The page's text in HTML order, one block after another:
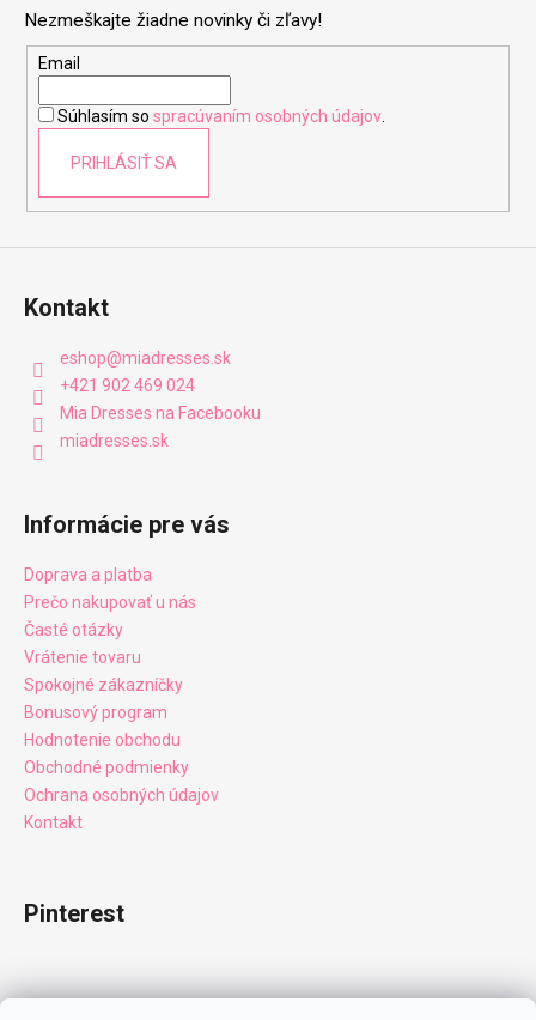
Nezmeškajte žiadne novinky či zľavy!
Email
Súhlasím so spracúvaním osobných údajov.
PRIHLÁSIŤ SA
Kontakt
eshop@miadresses.sk
+421 902 469 024
Mia Dresses na Facebooku
miadresses.sk
Informácie pre vás
Doprava a platba
Prečo nakupovať u nás
Časté otázky
Vrátenie tovaru
Spokojné zákazníčky
Bonusový program
Hodnotenie obchodu
Obchodné podmienky
Ochrana osobných údajov
Kontakt
Pinterest